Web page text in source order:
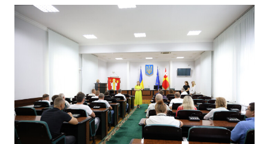
Бюджет
Публічна інформація
Прозорість влади
Документи